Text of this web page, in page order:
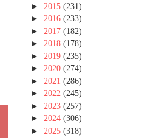
► 2015 (231)
► 2016 (233)
► 2017 (182)
► 2018 (178)
► 2019 (235)
► 2020 (274)
► 2021 (286)
► 2022 (245)
► 2023 (257)
► 2024 (306)
► 2025 (318)